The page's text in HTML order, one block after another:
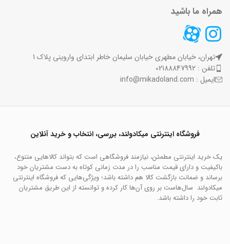
همراه ما باشید
تهران، خیابان مطهری خیابان سلیمان خاطر ابتدای واروینی پلاک 1
تلفن : 02188847992
ایمیل : info@mikadoland.com
فروشگاه اینترنتی میکادولند، بررسی، انتخاب و خرید آنلاین
یک خرید اینترنتی مطمئن، نیازمند فروشگاهی است که بتواند کالاهایی متنوع،
باکیفیت و دارای قیمت مناسب را در مدت زمانی کوتاه به دست مشتریان خود
برساند و ضمانت بازگشت کالا هم داشته باشد؛ ویژگی‌هایی که فروشگاه اینترنتی
میکادولند سال‌هاست بر روی آن‌ها کار کرده و توانسته از این طریق مشتریان
ثابت خود را داشته باشد.